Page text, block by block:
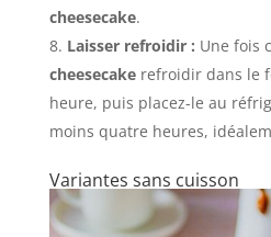
cheesecake.
Laisser refroidir : Une fois
cheesecakerefroidir dans le
heure, puis placez-le au
moins quatre heures,
Variantes sans cuisson